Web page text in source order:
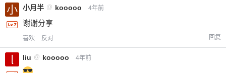
小月半 @ kooooo 4年前
谢谢分享
喜欢 反对 回复
liu @ kooooo 4年前